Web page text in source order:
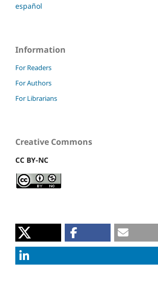
español
Information
For Readers
For Authors
For Librarians
Creative Commons
CC BY-NC